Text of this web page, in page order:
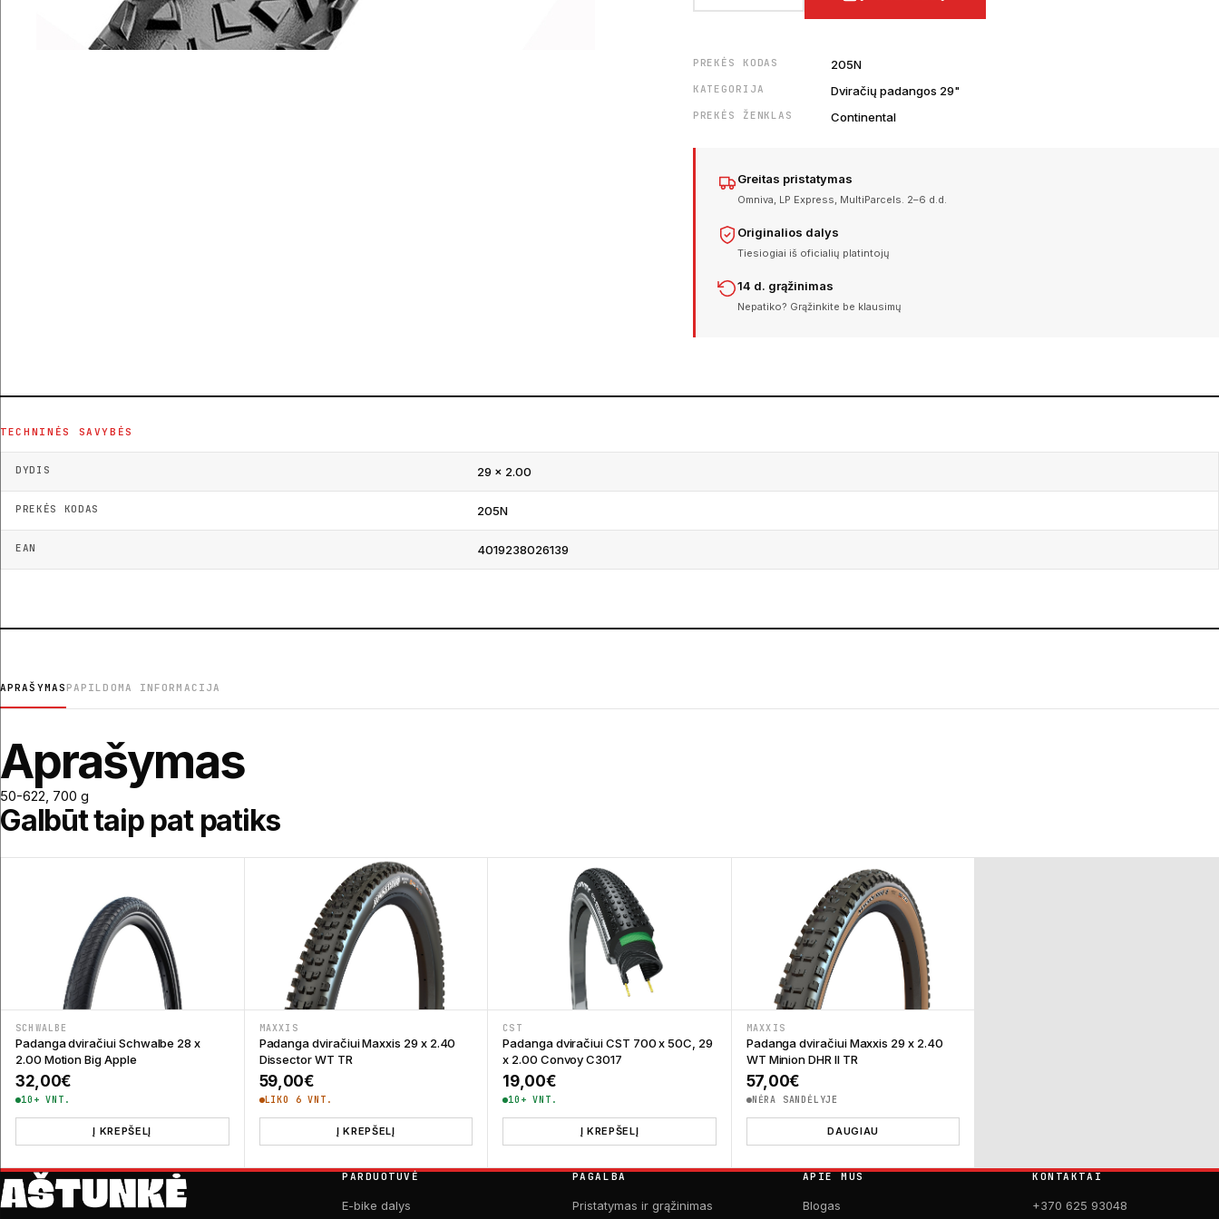
PREKĖS KODAS 205N
KATEGORIJA Dviračių padangos 29"
PREKĖS ŽENKLAS Continental
Greitas pristatymas
Omniva, LP Express, MultiParcels. 2–6 d.d.
Originalios dalys
Tiesiogiai iš oficialių platintojų
14 d. grąžinimas
Nepatiko? Grąžinkite be klausimų
TECHNINĖS SAVYBĖS
DYDIS 29 × 2.00
PREKĖS KODAS 205N
EAN 4019238026139
APRAŠYMAS PAPILDOMA INFORMACIJA
Aprašymas
50-622, 700 g
Galbūt taip pat patiks
SCHWALBE
Padanga dviračiui Schwalbe 28 x
2.00 Motion Big Apple
32,00€
10+ VNT.
Į KREPŠELĮ
MAXXIS
Padanga dviračiui Maxxis 29 x 2.40
Dissector WT TR
59,00€
LIKO 6 VNT.
Į KREPŠELĮ
CST
Padanga dviračiui CST 700 x 50C, 29
x 2.00 Convoy C3017
19,00€
10+ VNT.
Į KREPŠELĮ
MAXXIS
Padanga dviračiui Maxxis 29 x 2.40
WT Minion DHR II TR
57,00€
NĖRA SANDĖLYJE
DAUGIAU
PARDUOTUVĖ
E-bike dalys
PAGALBA
Pristatymas ir grąžinimas
APIE MUS
Blogas
KONTAKTAI
+370 625 93048